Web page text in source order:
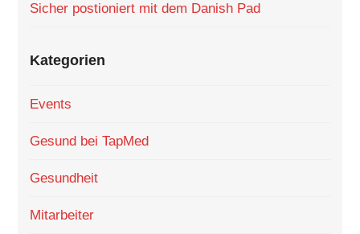
Sicher postioniert mit dem Danish Pad
Kategorien
Events
Gesund bei TapMed
Gesundheit
Mitarbeiter